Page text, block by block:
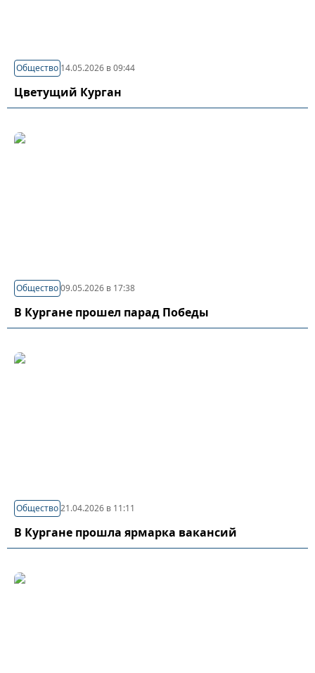
Общество 14.05.2026 в 09:44
Цветущий Курган
Общество09.05.2026 в 17:38
В Кургане прошел парад Победы
Общество21.04.2026 в 11:11
В Кургане прошла ярмарка вакансий